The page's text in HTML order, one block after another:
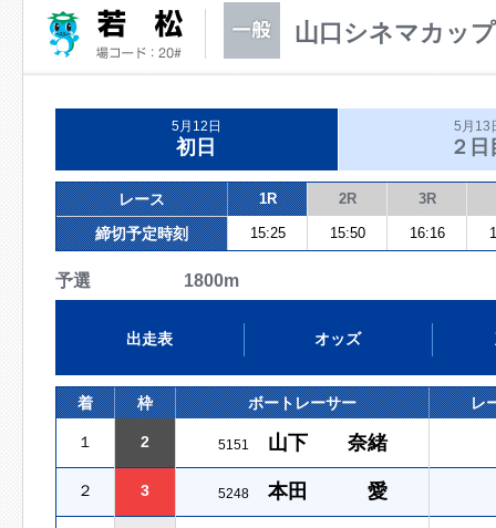
山口シネマカップ
5月12日
初日
5月13
２日
レース 1R 2R 3R
締切予定時刻 15:25 15:50 16:16
予選 1800m
出走表 オッズ
着 枠 ボートレーサー レ
１ 2 5151 山下 奈緒
２ 3 5248 本田 愛